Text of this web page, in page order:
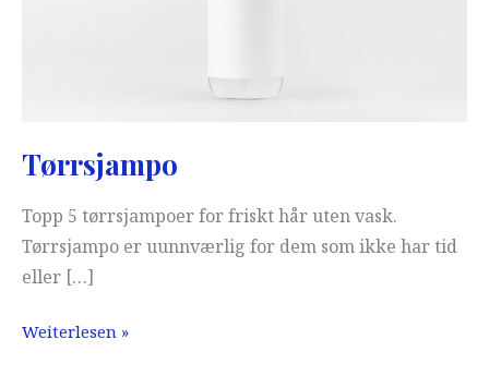
Tørrsjampo
Topp 5 tørrsjampoer for friskt hår uten vask.
Tørrsjampo er uunnværlig for dem som ikke har tid
eller […]
Tørrsjampo
Weiterlesen »